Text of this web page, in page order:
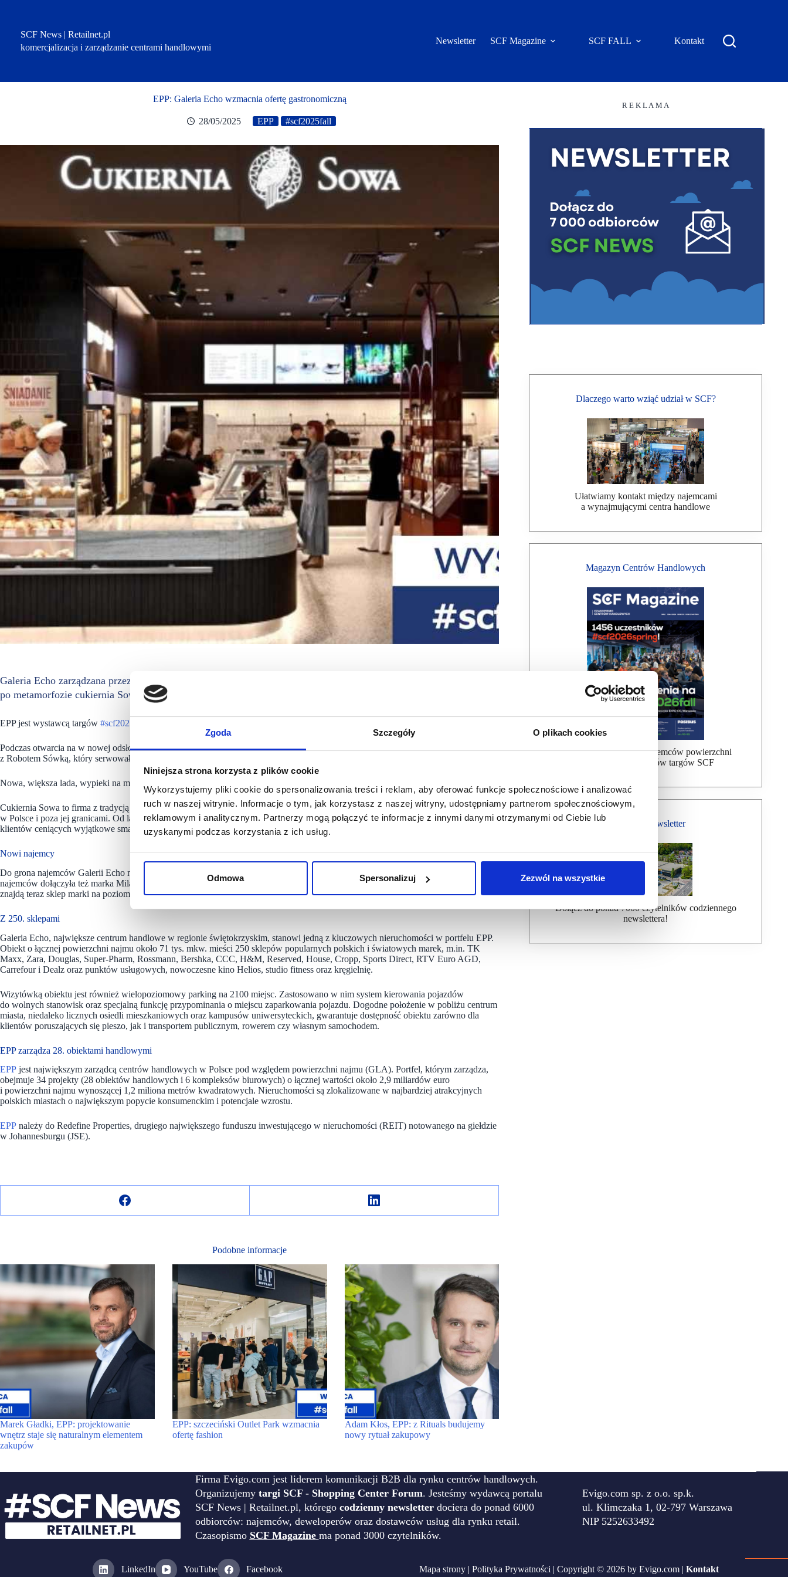
Zgoda Szczegóły O plikach cookies
Niniejsza strona korzysta z plików cookie
Wykorzystujemy pliki cookie do spersonalizowania treści i reklam, aby oferować funkcje społecznościowe i analizować
ruch w naszej witrynie. Informacje o tym, jak korzystasz z naszej witryny, udostępniamy partnerom społecznościowym,
reklamowym i analitycznym. Partnerzy mogą połączyć te informacje z innymi danymi otrzymanymi od Ciebie lub
uzyskanymi podczas korzystania z ich usług.
Odmowa Spersonalizuj Zezwól na wszystkie
SCF News | Retailnet.pl
komercjalizacja i zarządzanie centrami handlowymi
Newsletter SCF Magazine SCF FALL Kontakt
EPP: Galeria Echo wzmacnia ofertę gastronomiczną
28/05/2025 EPP #scf2025fall
Galeria Echo zarządzana przez EPP nieustannie dba o atrakcyjność swojej oferty. W nowoczesnej odsłonie wróciła
po metamorfozie cukiernia Sowa. Znajduje się na poziomie-1, w sąsiedztwie sklepu KiK.
EPP jest wystawcą targów #scf2025fall,
Podczas otwarcia na w nowej odsłonie Cukierni Sowa na gości czekały słodkie niespodzianki oraz wyjątkowa atrakcja – degustacja
z Robotem Sówką, który serwował wypieki w iście futurystycznym stylu.
Nowa, większa lada, wypieki na miejscu, elegancka strefa stolików sprawiają, że to odpowiedne miejsce na rodzinne popołudnie.
Cukiernia Sowa to firma z tradycją od 1946 roku. Bazuje na własnych, sprawdzonych recepturach. Liczy ponad 150 punktów
w Polsce i poza jej granicami. Od lat cieszy się niezmiennym uznaniem fachowców branży cukierniczej i jest ulubioną cukiernią
klientów ceniących wyjątkowe smaki. Zaletą jest wysoka jakość wyrobów.
Nowi najemcy
Do grona najemców Galerii Echo niedawno dołączyła marka KODANO Optyk. Otworzyła ona sklep na poziomie 0. Do grona
najemców dołączyła też marka Milano Uomo, której sklep znajduje się na poziomie -1. Swoją lokalizację zmienił Inglot. Klienci
znajdą teraz sklep marki na poziomie -1, w sąsiedztwie salonów Reporter i Home&You.
Z 250. sklepami
Galeria Echo, największe centrum handlowe w regionie świętokrzyskim, stanowi jedną z kluczowych nieruchomości w portfelu EPP.
Obiekt o łącznej powierzchni najmu około 71 tys. mkw. mieści 250 sklepów popularnych polskich i światowych marek, m.in. TK
Maxx, Zara, Douglas, Super-Pharm, Rossmann, Bershka, CCC, H&M, Reserved, House, Cropp, Sports Direct, RTV Euro AGD,
Carrefour i Dealz oraz punktów usługowych, nowoczesne kino Helios, studio fitness oraz kręgielnię.
Wizytówką obiektu jest również wielopoziomowy parking na 2100 miejsc. Zastosowano w nim system kierowania pojazdów
do wolnych stanowisk oraz specjalną funkcję przypominania o miejscu zaparkowania pojazdu. Dogodne położenie w pobliżu centrum
miasta, niedaleko licznych osiedli mieszkaniowych oraz kampusów uniwersyteckich, gwarantuje dostępność obiektu zarówno dla
klientów poruszających się pieszo, jak i transportem publicznym, rowerem czy własnym samochodem.
EPP zarządza 28. obiektami handlowymi
EPP jest największym zarządcą centrów handlowych w Polsce pod względem powierzchni najmu (GLA). Portfel, którym zarządza,
obejmuje 34 projekty (28 obiektów handlowych i 6 kompleksów biurowych) o łącznej wartości około 2,9 miliardów euro
i powierzchni najmu wynoszącej 1,2 miliona metrów kwadratowych. Nieruchomości są zlokalizowane w najbardziej atrakcyjnych
polskich miastach o największym popycie konsumenckim i potencjale wzrostu.
EPP należy do Redefine Properties, drugiego największego funduszu inwestującego w nieruchomości (REIT) notowanego na giełdzie
w Johannesburgu (JSE).
Podobne informacje
Marek Gładki, EPP: projektowanie
wnętrz staje się naturalnym elementem
zakupów
EPP: szczeciński Outlet Park wzmacnia
ofertę fashion
Adam Kłos, EPP: z Rituals budujemy
nowy rytuał zakupowy
R E K L A M A
Dlaczego warto wziąć udział w SCF?
Ułatwiamy kontakt między najemcami
a wynajmującymi centra handlowe
Magazyn Centrów Handlowych
Bezpłatna wysyłka dla najemców powierzchni
handlowej, uczestników targów SCF
Bezpłatny Newsletter
Dołącz do ponad 7000 czytelników codziennego
newslettera!
Firma Evigo.com jest liderem komunikacji B2B dla rynku centrów handlowych.
Organizujemy targi SCF - Shopping Center Forum. Jesteśmy wydawcą portalu
SCF News | Retailnet.pl, którego codzienny newsletter dociera do ponad 6000
odbiorców: najemców, deweloperów oraz dostawców usług dla rynku retail.
Czasopismo SCF Magazine ma ponad 3000 czytelników.
Evigo.com sp. z o.o. sp.k.
ul. Klimczaka 1, 02-797 Warszawa
NIP 5252633492
LinkedIn YouTube Facebook Mapa strony| Polityka Prywatności | Copyright © 2026 by Evigo.com | Kontakt